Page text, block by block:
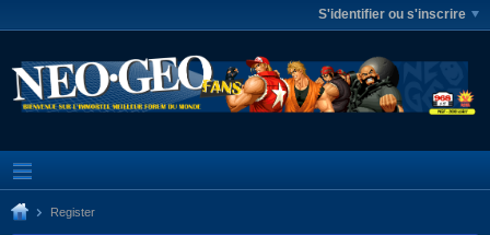
S'identifier ou s'inscrire
Register